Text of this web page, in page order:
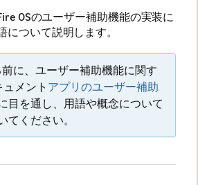
OSのユーザー補助機能の実装に
ついて説明します。
に、ユーザー補助機能に関す
メント アプリのユーザー補助
目を通し、用語や概念について
てください。